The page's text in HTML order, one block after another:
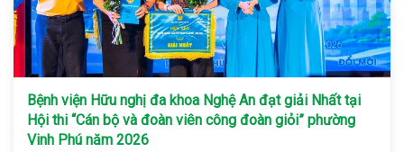
Bệnh viện Hữu nghị đa khoa Nghệ An đạt giải Nhất tại
Hội thi “Cán bộ và đoàn viên công đoàn giỏi” phường
Vinh Phú năm 2026